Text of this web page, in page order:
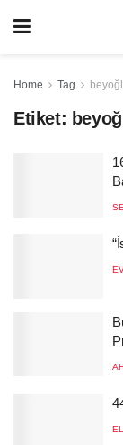
Home Tag
Etiket: